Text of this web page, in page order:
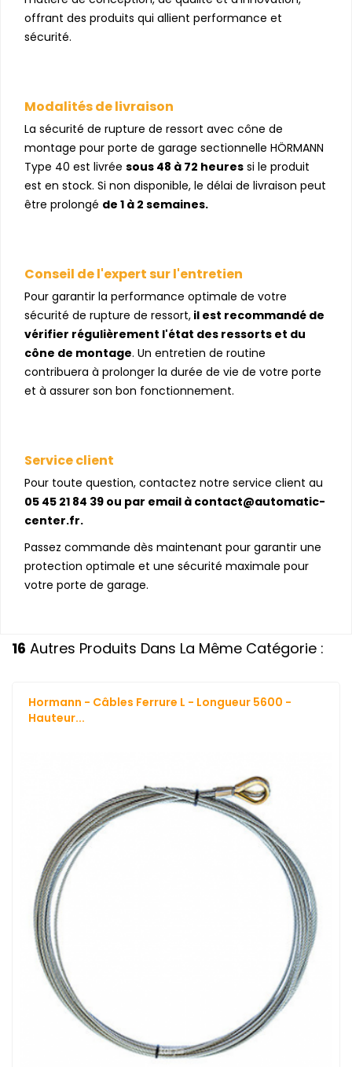
offrant des produits qui allient performance et
sécurité.
Modalités de livraison
La sécurité de rupture de ressort avec cône de
montage pour porte de garage sectionnelle HÖRMANN
Type 40 est livrée sous 48 à 72 heures si le produit
est en stock. Si non disponible, le délai de livraison peut
être prolongé de 1 à 2 semaines.
Conseil de l'expert sur l'entretien
Pour garantir la performance optimale de votre
sécurité de rupture de ressort, il est recommandé de
vérifier régulièrement l'état des ressorts et du
cône de montage. Un entretien de routine
contribuera à prolonger la durée de vie de votre porte
et à assurer son bon fonctionnement.
Service client
Pour toute question, contactez notre service client au
05 45 21 84 39 ou par email à contact@automatic-
center.fr.
Passez commande dès maintenant pour garantir une
protection optimale et une sécurité maximale pour
votre porte de garage.
16 Autres Produits Dans La Même Catégorie :
Hormann - Câbles Ferrure L - Longueur 5600 -
Hauteur...